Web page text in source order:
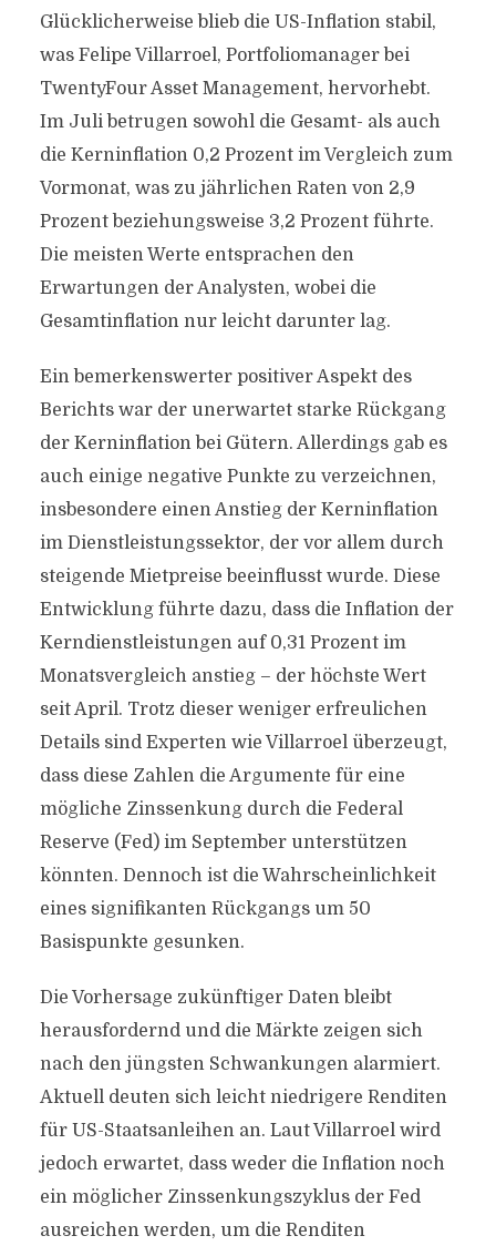
Glücklicherweise blieb die US-Inflation stabil,
was Felipe Villarroel, Portfoliomanager bei
TwentyFour Asset Management, hervorhebt.
Im Juli betrugen sowohl die Gesamt- als auch
die Kerninflation 0,2 Prozent im Vergleich zum
Vormonat, was zu jährlichen Raten von 2,9
Prozent beziehungsweise 3,2 Prozent führte.
Die meisten Werte entsprachen den
Erwartungen der Analysten, wobei die
Gesamtinflation nur leicht darunter lag.
Ein bemerkenswerter positiver Aspekt des
Berichts war der unerwartet starke Rückgang
der Kerninflation bei Gütern. Allerdings gab es
auch einige negative Punkte zu verzeichnen,
insbesondere einen Anstieg der Kerninflation
im Dienstleistungssektor, der vor allem durch
steigende Mietpreise beeinflusst wurde. Diese
Entwicklung führte dazu, dass die Inflation der
Kerndienstleistungen auf 0,31 Prozent im
Monatsvergleich anstieg – der höchste Wert
seit April. Trotz dieser weniger erfreulichen
Details sind Experten wie Villarroel überzeugt,
dass diese Zahlen die Argumente für eine
mögliche Zinssenkung durch die Federal
Reserve (Fed) im September unterstützen
könnten. Dennoch ist die Wahrscheinlichkeit
eines signifikanten Rückgangs um 50
Basispunkte gesunken.
Die Vorhersage zukünftiger Daten bleibt
herausfordernd und die Märkte zeigen sich
nach den jüngsten Schwankungen alarmiert.
Aktuell deuten sich leicht niedrigere Renditen
für US-Staatsanleihen an. Laut Villarroel wird
jedoch erwartet, dass weder die Inflation noch
ein möglicher Zinssenkungszyklus der Fed
ausreichen werden, um die Renditen